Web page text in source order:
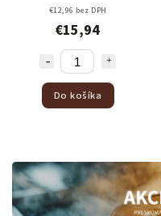
€12,96 bez DPH
€15,94
Do košíka